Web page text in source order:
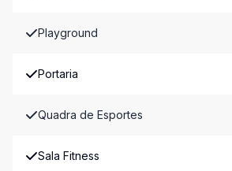
Playground
Portaria
Quadra de Esportes
Sala Fitness